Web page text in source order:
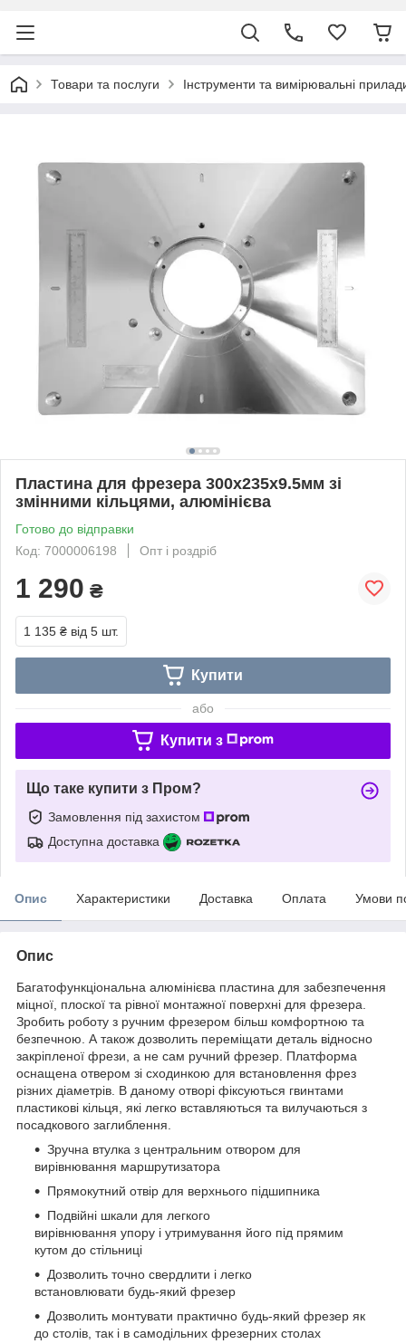
Товари та послуги Інструменти та вимірювальні
Пластина для фрезера 300x235x9.5мм зі
змінними кільцями, алюмінієва
Готово до відправки
Код: 7000006198
Опт і роздріб
1 290 ₴
1 135 ₴ від 5 шт.
Купити
або
Купити з
Що таке купити з Пром?
Замовлення під захистом
Доступна доставка
Опис Характеристики Доставка Оплата Умови
Опис
Багатофункціональна алюмінієва пластина для забезпечення
міцної, плоскої та рівної монтажної поверхні для фрезера.
Зробить роботу з ручним фрезером більш комфортною та
безпечною. А також дозволить переміщати деталь відносно
закріпленої фрези, а не сам ручний фрезер. Платформа
оснащена отвером зі сходинкою для встановлення фрез
різних діаметрів. В даному отворі фіксуються гвинтами
пластикові кільця, які легко вставляються та вилучаються з
посадкового заглиблення.
Зручна втулка з центральним отвором для
вирівнювання маршрутизатора
Прямокутний отвір для верхнього підшипника
Подвійні шкали для легкого
вирівнювання упору і утримування його під прямим
кутом до стільниці
Дозволить точно свердлити і легко
встановлювати будь-який фрезер
Дозволить монтувати практично будь-який фрезер як
до столів, так і в самодільних фрезерних столах